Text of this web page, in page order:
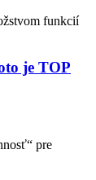
funkcií
je TOP
pre